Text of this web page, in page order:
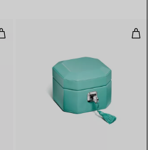
à bijoux Tall en cuir